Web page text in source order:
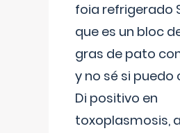
foia refrigerado
que es un bloc
gras de pato
y no sé si puedo
Di positivo en
toxoplasmosis,